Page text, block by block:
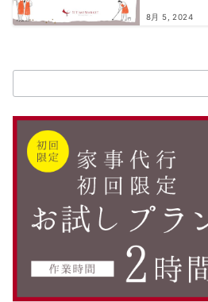
8月 5, 2024
索：